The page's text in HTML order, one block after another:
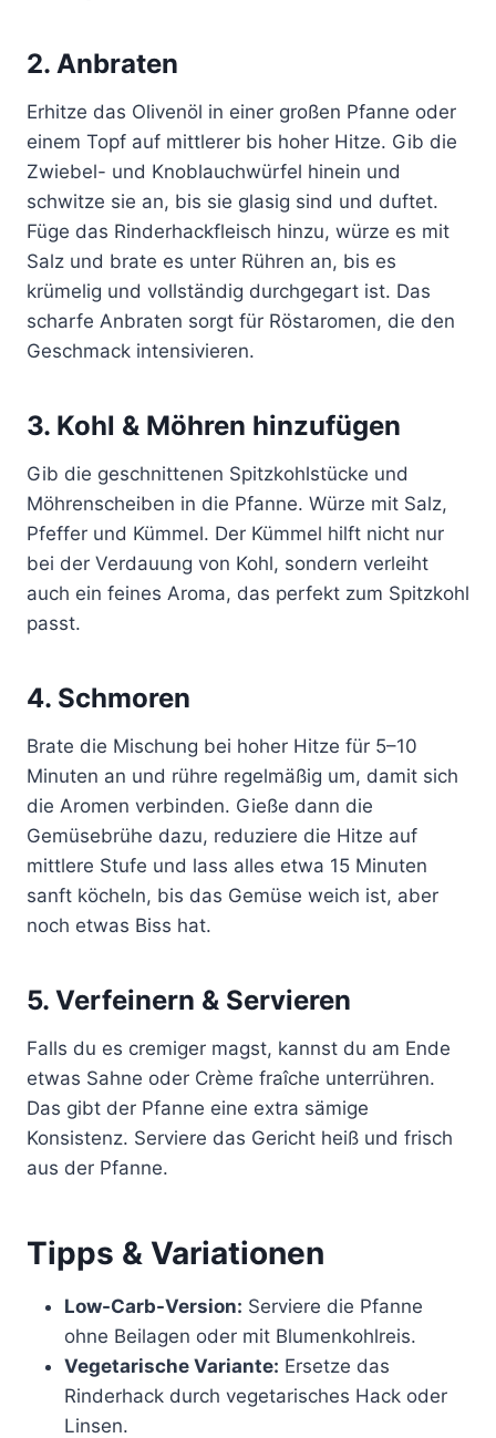
2. Anbraten
Erhitze das Olivenöl in einer großen Pfanne oder
einem Topf auf mittlerer bis hoher Hitze. Gib die
Zwiebel- und Knoblauchwürfel hinein und
schwitze sie an, bis sie glasig sind und duftet.
Füge das Rinderhackfleisch hinzu, würze es mit
Salz und brate es unter Rühren an, bis es
krümelig und vollständig durchgegart ist. Das
scharfe Anbraten sorgt für Röstaromen, die den
Geschmack intensivieren.
3. Kohl & Möhren hinzufügen
Gib die geschnittenen Spitzkohlstücke und
Möhrenscheiben in die Pfanne. Würze mit Salz,
Pfeffer und Kümmel. Der Kümmel hilft nicht nur
bei der Verdauung von Kohl, sondern verleiht
auch ein feines Aroma, das perfekt zum Spitzkohl
passt.
4. Schmoren
Brate die Mischung bei hoher Hitze für 5–10
Minuten an und rühre regelmäßig um, damit sich
die Aromen verbinden. Gieße dann die
Gemüsebrühe dazu, reduziere die Hitze auf
mittlere Stufe und lass alles etwa 15 Minuten
sanft köcheln, bis das Gemüse weich ist, aber
noch etwas Biss hat.
5. Verfeinern & Servieren
Falls du es cremiger magst, kannst du am Ende
etwas Sahne oder Crème fraîche unterrühren.
Das gibt der Pfanne eine extra sämige
Konsistenz. Serviere das Gericht heiß und frisch
aus der Pfanne.
Tipps & Variationen
Low-Carb-Version: Serviere die Pfanne
ohne Beilagen oder mit Blumenkohlreis.
Vegetarische Variante: Ersetze das
Rinderhack durch vegetarisches Hack oder
Linsen.